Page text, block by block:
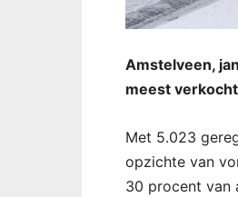
Amstelveen,
meest
Met 5.023
opzichte van
30 procent van